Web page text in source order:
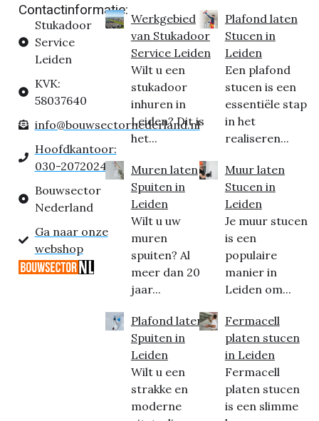
Contactinformatie:
Stukadoor
Service
Leiden
KVK:
58037640
info@bouwsectornederland.nl
Hoofdkantoor:
030-2072024
Bouwsector
Nederland
Ga naar onze
webshop
Werkgebied
van Stukadoor
Service Leiden
Wilt u een
stukadoor
inhuren in
Leiden? Dit is
het...
Muren laten
Spuiten in
Leiden
Wilt u uw
muren
spuiten? Al
meer dan 20
jaar...
Plafond laten
Spuiten in
Leiden
Wilt u een
strakke en
moderne
Plafond laten
Stucen in
Leiden
Een plafond
stucen is een
essentiële stap
in het
realiseren...
Muur laten
Stucen in
Leiden
Je muur stucen
is een
populaire
manier in
Leiden om...
Fermacell
platen stucen
in Leiden
Fermacell
platen stucen
is een slimme